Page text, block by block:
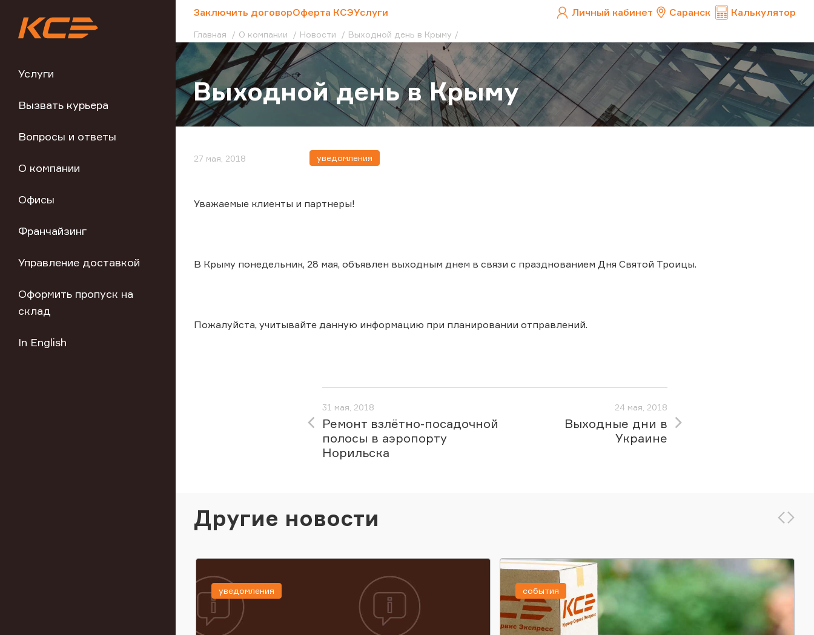
Услуги
Вызвать курьера
Вопросы и ответы
О компании
Офисы
Франчайзинг
Управление доставкой
Оформить пропуск на
склад
In English
Заключить договорОферта КСЭУслуги Личный кабинет Саранск Калькулятор
Главная О компании Новости Выходной день в Крыму
Выходной день в Крыму
27 мая, 2018 уведомления
Уважаемые клиенты и партнеры!
В Крыму понедельник, 28 мая, объявлен выходным днем в связи с празднованием Дня Святой Троицы.
Пожалуйста, учитывайте данную информацию при планировании отправлений.
31 мая, 2018
Ремонт взлётно-посадочной
полосы в аэропорту
Норильска
24 мая, 2018
Выходные дни в
Украине
Другие новости
уведомления события